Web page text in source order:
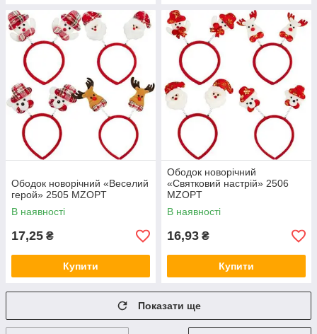
Ободок новорічний «Веселий
герой» 2505 MZOPT
В наявності
17,25 ₴
Купити
Ободок новорічний
«Святковий настрій» 2506
MZOPT
В наявності
16,93 ₴
Купити
Показати ще